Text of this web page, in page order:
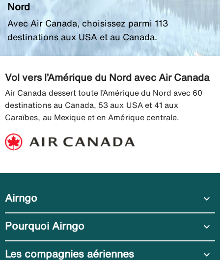
Nord
Avec Air Canada, choisissez parmi 113
destinations aux USA et au Canada.
Vol vers l’Amérique du Nord avec Air Canada
Air Canada dessert toute l’Amérique du Nord avec 60
destinations au Canada, 53 aux USA et 41 aux
Caraïbes, au Mexique et en Amérique centrale.
Airngo expand_more
Pourquoi Airngo expand_more
Les compagnies aériennes expand_more